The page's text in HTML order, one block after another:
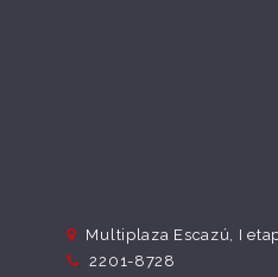
Multiplaza Escazú, I
2201-8728